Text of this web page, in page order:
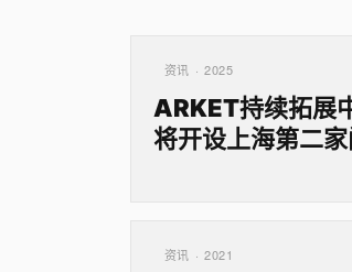
资讯 · 2025
ARKET持续拓展
将开设上海第二
资讯 · 2021